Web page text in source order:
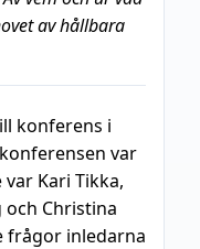
av hållbara
konferens i
var
Kari Tikka,
och Christina
frågor inledarna